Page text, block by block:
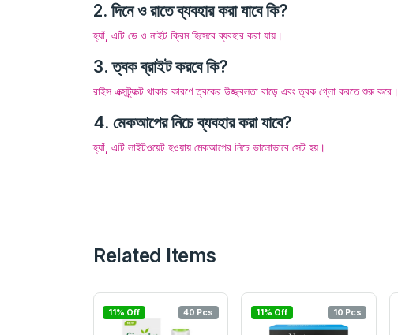
2. দিনে ও রাতে ব্যবহার করা যাবে কি?
হ্যাঁ, এটি ডে ও নাইট ক্রিম হিসেবে ব্যবহার করা যায়।
3. ত্বক ব্রাইট করবে কি?
রাইস এক্সট্র্যাক্ট থাকার কারণে ত্বকের উজ্জ্বলতা বাড়ে এবং ত্বক গ্লো করতে শুরু করে।
4. মেকআপের নিচে ব্যবহার করা যাবে?
হ্যাঁ, এটি লাইটওয়েট হওয়ায় মেকআপের নিচে ভালোভাবে সেট হয়।
Related Items
11% Off 40 Pcs 11% Off 10 Pcs